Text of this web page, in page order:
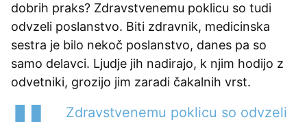
dobrih praks? Zdravstvenemu poklicu so tudi
odvzeli poslanstvo. Biti zdravnik, medicinska
sestra je bilo nekoč poslanstvo, danes pa so
samo delavci. Ljudje jih nadirajo, k njim hodijo z
odvetniki, grozijo jim zaradi čakalnih vrst.
Zdravstvenemu poklicu so odvzeli